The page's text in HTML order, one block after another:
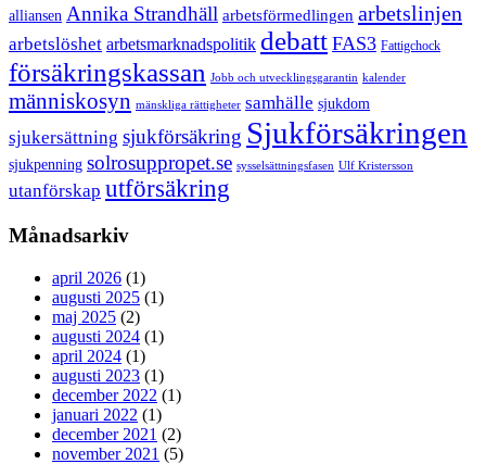
alliansen Annika Strandhäll arbetsförmedlingen arbetslinjen
arbetslöshet arbetsmarknadspolitik debatt FAS3 Fattigchock
försäkringskassan Jobb och utvecklingsgarantin kalender
människosyn mänskliga rättigheter samhälle sjukdom
sjukersättning sjukförsäkring Sjukförsäkringen
sjukpenning solrosuppropet.se sysselsättningsfasen Ulf Kristersson
utanförskap utförsäkring
Månadsarkiv
april 2026 (1)
augusti 2025 (1)
maj 2025 (2)
augusti 2024 (1)
april 2024 (1)
augusti 2023 (1)
december 2022 (1)
januari 2022 (1)
december 2021 (2)
november 2021 (5)